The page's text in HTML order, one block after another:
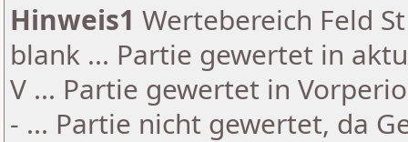
Hinweis1 Wertebereich Feld
blank ... Partie gewertet in
V ... Partie gewertet in
- ... Partie nicht gewertet, da